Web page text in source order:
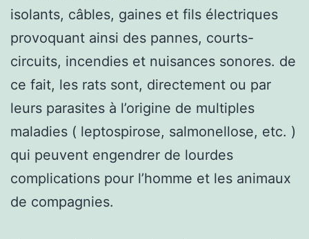
isolants, câbles, gaines et fils électriques
provoquant ainsi des pannes, courts-
circuits, incendies et nuisances sonores. de
ce fait, les rats sont, directement ou par
leurs parasites à l’origine de multiples
maladies ( leptospirose, salmonellose, etc. )
qui peuvent engendrer de lourdes
complications pour l’homme et les animaux
de compagnies.